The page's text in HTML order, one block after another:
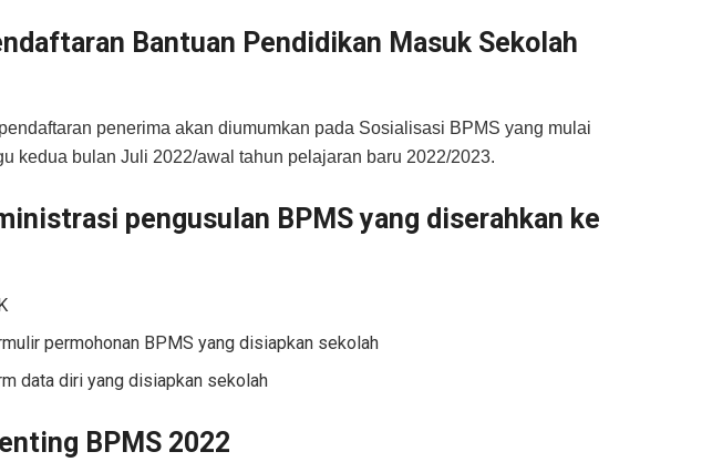
Bantuan Pendidikan Masuk Sekolah
penerima akan diumumkan pada Sosialisasi BPMS yang mulai
kedua bulan Juli 2022/awal tahun pelajaran baru 2022/2023.
pengusulan BPMS yang diserahkan ke
permohonan BPMS yang disiapkan sekolah
data diri yang disiapkan sekolah
BPMS 2022